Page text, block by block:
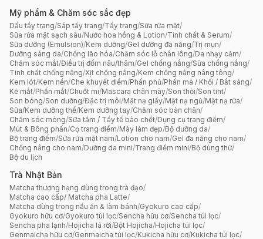
Mỹ phẩm & Chăm sóc sắc đẹp
Dầu tẩy trang/Sáp tẩy trang/Tẩy trang/Sữa rửa mặt/
Sữa rửa mặt sạch sâu/Nước hoa hồng & Lotion/Tinh chất & Serum/
Sữa dưỡng (Emulsion)/Kem dưỡng/Gel dưỡng đa năng/Trị mụn/
Dưỡng sáng da/Chống lão hóa/Chăm sóc lỗ chân lông/Da nhạy cảm/
Chăm sóc mắt/Điều trị đốm nâu/thâm/Gel chống nắng/Sữa chống nắng/
Tinh chất chống nắng/Xịt chống nắng/Kem chống nắng nâng tông/
Kem lót/Kem nền/Che khuyết điểm/Phấn phủ/Phấn má / Khối / Bắt sáng/
Kẻ mắt/Phấn mắt/Chuốt mi/Mascara chân mày/Son thỏi/Son tint/
Son bóng/Son dưỡng/Đặc trị môi/Mặt nạ giấy/Mặt nạ ngủ/Mặt nạ rửa/
Sữa/Kem dưỡng thể/Kem dưỡng tay/Chăm sóc bàn chân/
Chăm sóc móng/Sữa tắm / Tẩy tế bào chết/Dụng cụ trang điểm/
Mút & Bông phấn/Cọ trang điểm/Máy làm đẹp/Bộ dưỡng da/
Bộ trang điểm/Sữa rửa mặt nam/Lotion cho nam/Gel đa năng cho nam/
Chống nắng cho nam/Dưỡng da mini/Trang điểm mini/Bộ dùng thử/
Bộ du lịch
Trà Nhật Bản
Matcha thượng hạng dùng trong trà đạo/
Matcha cao cấp/ Matcha pha Latte/
Matcha dùng trong nấu ăn & làm bánh/Gyokuro cao cấp/
Gyokuro hữu cơ/Gyokuro túi lọc/Sencha hữu cơ/Sencha túi lọc/
Sencha pha lạnh/Hojicha lá rời/Bột Hojicha/Hojicha túi lọc/
Genmaicha hữu cơ/Genmaicha túi lọc/Kukicha hữu cơ/Kukicha túi lọc/